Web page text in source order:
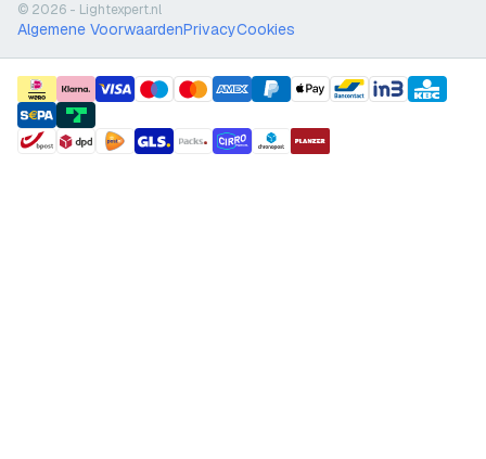
© 2026 - Lightexpert.nl
Algemene VoorwaardenPrivacyCookies
payment methods
shipment methods